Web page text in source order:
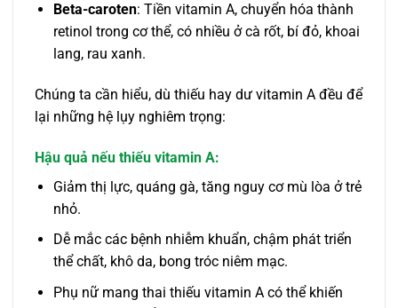
Beta-caroten: Tiền vitamin A, chuyển hóa thành
retinol trong cơ thể, có nhiều ở cà rốt, bí đỏ, khoai
lang, rau xanh.
Chúng ta cần hiểu, dù thiếu hay dư vitamin A đều để
lại những hệ lụy nghiêm trọng:
Hậu quả nếu thiếu vitamin A:
Giảm thị lực, quáng gà, tăng nguy cơ mù lòa ở trẻ
nhỏ.
Dễ mắc các bệnh nhiễm khuẩn, chậm phát triển
thể chất, khô da, bong tróc niêm mạc.
Phụ nữ mang thai thiếu vitamin A có thể khiến